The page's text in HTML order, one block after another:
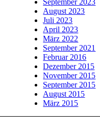
September 2023
August 2023
Juli 2023
April 2023
März 2022
September 2021
Februar 2016
Dezember 2015
November 2015
September 2015
August 2015
März 2015